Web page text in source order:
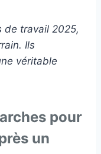
de travail 2025,
Ils
véritable
pour
un